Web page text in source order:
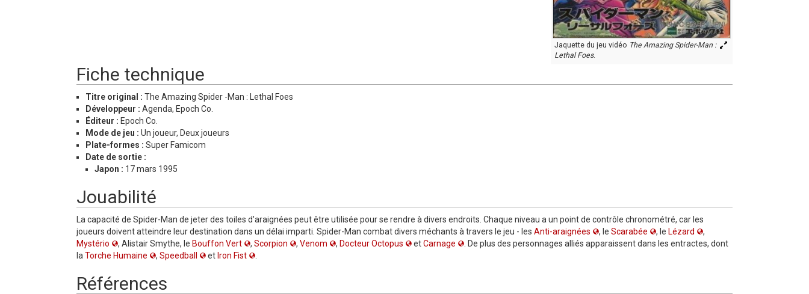
Jaquette du jeu vidéo The Amazing Spider-Man :
Lethal Foes.
Fiche technique
Titre original : The Amazing Spider -Man : Lethal Foes
Développeur : Agenda, Epoch Co.
Éditeur : Epoch Co.
Mode de jeu : Un joueur, Deux joueurs
Plate-formes : Super Famicom
Date de sortie :
Japon : 17 mars 1995
Jouabilité
La capacité de Spider-Man de jeter des toiles d'araignées peut être utilisée pour se rendre à divers endroits. Chaque niveau a un point de contrôle chronométré, car les
joueurs doivent atteindre leur destination dans un délai imparti. Spider-Man combat divers méchants à travers le jeu - les Anti-araignées , le Scarabée , le Lézard
,
Mystério
, Alistair Smythe, le Bouffon Vert , Scorpion , Venom , Docteur Octopus etCarnage
. De plus des personnages alliés apparaissent dans les entractes, dont
la Torche Humaine , Speedball et Iron Fist
Références